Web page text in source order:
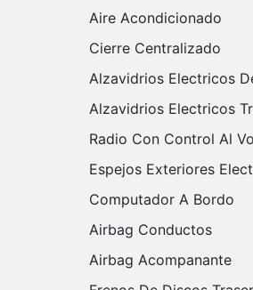
Aire Acondicionado
Cierre Centralizado
Alzavidrios Electricos
Alzavidrios Electricos
Radio Con Control Al
Espejos Exteriores
Computador A Bordo
Airbag Conductos
Airbag Acompanante